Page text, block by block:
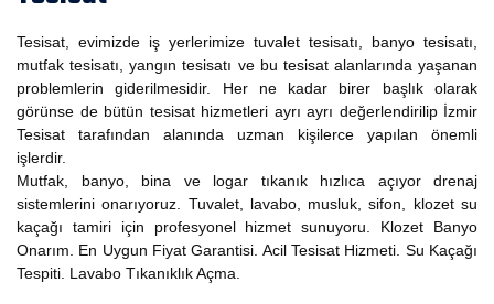
Tesisat, evimizde iş yerlerimize tuvalet tesisatı, banyo tesisatı,
mutfak tesisatı, yangın tesisatı ve bu tesisat alanlarında yaşanan
problemlerin giderilmesidir. Her ne kadar birer başlık olarak
görünse de bütün tesisat hizmetleri ayrı ayrı değerlendirilip İzmir
Tesisat tarafından alanında uzman kişilerce yapılan önemli
işlerdir.
Mutfak, banyo, bina ve logar tıkanık hızlıca açıyor drenaj
sistemlerini onarıyoruz. Tuvalet, lavabo, musluk, sifon, klozet su
kaçağı tamiri için profesyonel hizmet sunuyoru. Klozet Banyo
Onarım. En Uygun Fiyat Garantisi. Acil Tesisat Hizmeti. Su Kaçağı
Tespiti. Lavabo Tıkanıklık Açma.